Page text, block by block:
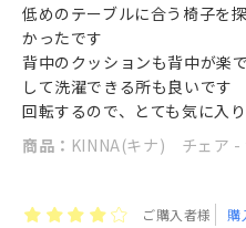
低めのテーブルに合う椅子を
かったです
背中のクッションも背中が楽
して洗濯できる所も良いです
回転するので、とても気に入
商品： KINNA(キナ) チェア -
ご購入者様
購